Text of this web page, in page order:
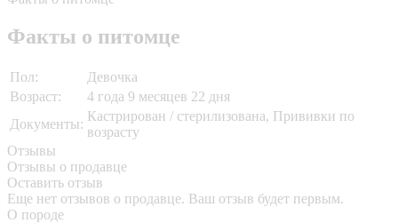
Факты о питомце
Пол:
Девочка
Возраст:
4 года 9 месяцев 22 дня
Документы:
Кастрирован / стерилизована, Прививки по
возрасту
Отзывы
Отзывы о продавце
Оставить отзыв
Еще нет отзывов о продавце. Ваш отзыв будет первым.
О породе